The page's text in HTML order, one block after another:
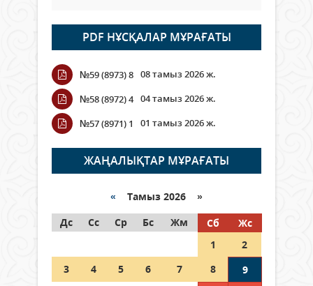
Open Air: Қызылорда облысы
полиция департаменті 20
мыңнан астам көрерменнің
қауіпсіздігін қамтамасыз етті
06 тамыз 2026 ж.
Wi-Fi ҚАБЫРҒА АРҚЫЛЫ ҚАЛАЙ
ӨТЕДІ?
06 тамыз 2026 ж. 276
граждане Казахстана,
05 тамыз 2026 ж. 158
Шетелде жүрген Қазақстан
азаматтары қалай дауыс бере
PDF НҰСҚАЛАР МҰРАҒАТЫ
№59 (8973) 8 08 тамыз 2026 ж.
№58 (8972) 4 04 тамыз 2026 ж.
№57 (8971) 1
01 тамыз 2026 ж.
ЖАҢАЛЫҚТАР МҰРАҒАТЫ
« Тамыз 2026 »
Дс
Сс Ср Бс Жм Сб
Жс
1
2
3
4 5 6 7 8
9